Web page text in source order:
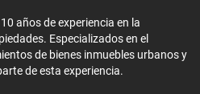
años de experiencia en la
Especializados en el
de bienes inmuebles urbanos y
de esta experiencia.